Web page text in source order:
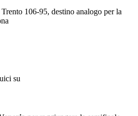
106-95, destino analogo per la
su